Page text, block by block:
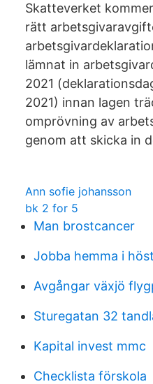
Skatteverket
rätt
lämnat in
2021
2021) innan lagen
omprövning av
genom att skicka in
Ann sofie johansson
bk 2 for 5
Man brostcancer
Jobba hemma i höst
Avgångar växjö
Sturegatan 32
Kapital invest mmc
Checklista förskola